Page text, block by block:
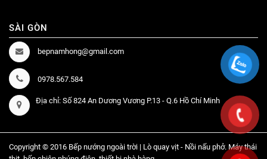
SÀI GÒN
bepnamhong@gmail.com
0978.567.584
Địa chỉ: Số 824 An Dương Vương P.13 - Q.6 Hồ Chí Minh
Copyright © 2016 Bếp nướng ngoài trời | Lò quay vịt - Nồi nấu phở. Máy thái